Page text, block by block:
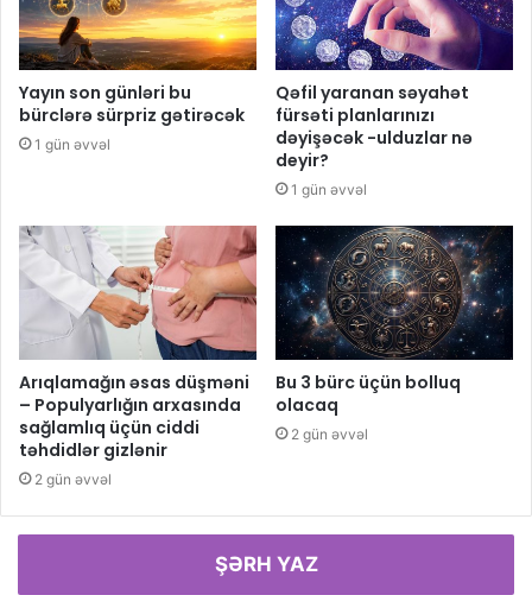
Yayın son günləri bu
bürclərə sürpriz gətirəcək
1 gün əvvəl
Qəfil yaranan səyahət
fürsəti planlarınızı
dəyişəcək -ulduzlar nə
deyir?
1 gün əvvəl
Arıqlamağın əsas düşməni
– Populyarlığın arxasında
sağlamlıq üçün ciddi
təhdidlər gizlənir
2 gün əvvəl
Bu 3 bürc üçün bolluq
olacaq
2 gün əvvəl
ŞƏRH YAZ